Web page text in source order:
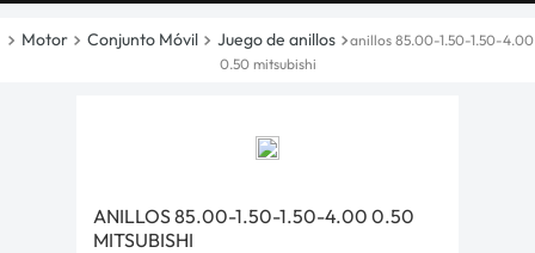
Motor Conjunto Móvil Juego de anillos
anillos 85.00-1.50-1.50-4.00
0.50 mitsubishi
ANILLOS 85.00-1.50-1.50-4.00 0.50
MITSUBISHI